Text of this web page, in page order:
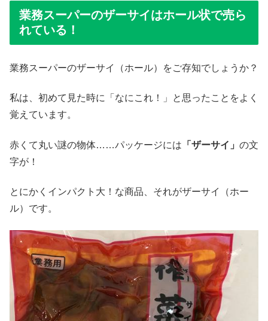
業務スーパーのザーサイはホール状で売ら
れている！
業務スーパーのザーサイ（ホール）をご存知でしょうか？
私は、初めて見た時に「なにこれ！」と思ったことをよく
覚えています。
赤くて丸い謎の物体……パッケージには 「ザーサイ」 の文
字が！
とにかくインパクト大！な商品、それがザーサイ（ホー
ル）です。